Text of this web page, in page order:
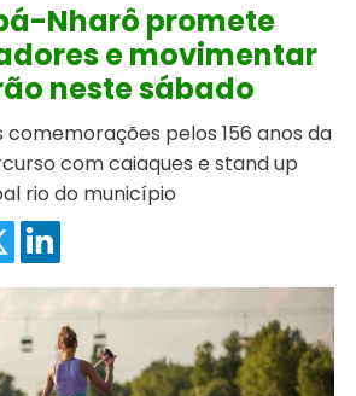
Nharô promete
e movimentar
neste sábado
comemorações pelos 156 anos da
com caiaques e stand up
rio do município